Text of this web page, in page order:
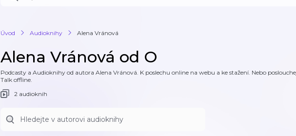
Úvod Audioknihy Alena Vránová
Alena Vránová od O
Podcasty a Audioknihy od autora Alena Vránová. K poslechu online na webu a ke stažení. Nebo
Talk offline.
2 audioknih